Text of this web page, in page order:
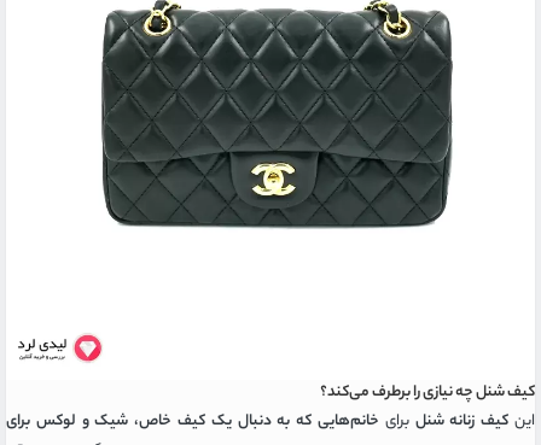
کیف شنل چه نیازی را برطرف می‌کند؟
این کیف زنانه شنل برای خانم‌هایی که به دنبال یک کیف خاص، شیک و لوکس برای